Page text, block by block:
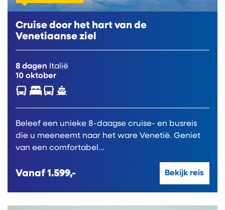
Cruise door het hart van de
Venetiaanse ziel
8 dagen Italië
10 oktober
Beleef een unieke 8-daagse cruise- en busreis
die u meeneemt naar het ware Venetië. Geniet
van een comfortabel...
Vanaf 1.599,- Bekijk reis